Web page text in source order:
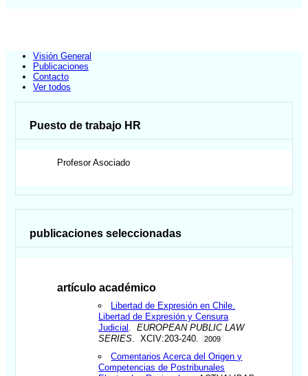
Visión General
Publicaciones
Contacto
Ver todos
Puesto de trabajo HR
Profesor Asociado
publicaciones seleccionadas
artículo académico
Libertad de Expresión en Chile.
Libertad de Expresión y Censura
Judicial
.EUROPEAN PUBLIC LAW
SERIES . XCIV:203-240. 2009
Comentarios Acerca del Origen y
Competencias de Postribunales